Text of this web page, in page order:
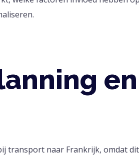
en
transport naar Frankrijk, omdat